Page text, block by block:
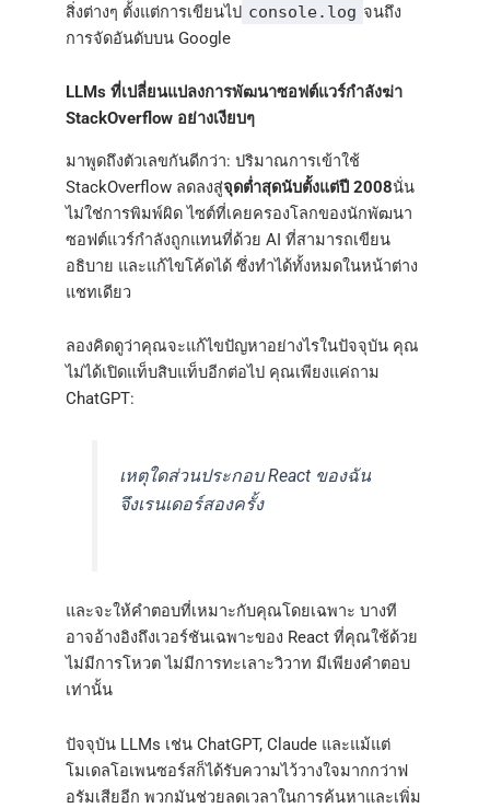
สิ่งต่างๆ ตั้งแต่การเขียนไป console.log จนถึง
การจัดอันดับบน Google
LLMs ที่เปลี่ยนแปลงการพัฒนาซอฟต์แวร์กำลังฆ่า
StackOverflow อย่างเงียบๆ
มาพูดถึงตัวเลขกันดีกว่า: ปริมาณการเข้าใช้
StackOverflow ลดลงสู่จุดต่ำสุดนับตั้งแต่ปี 2008นั่น
ไม่ใช่การพิมพ์ผิด ไซต์ที่เคยครองโลกของนักพัฒนา
ซอฟต์แวร์กำลังถูกแทนที่ด้วย AI ที่สามารถเขียน
อธิบาย และแก้ไขโค้ดได้ ซึ่งทำได้ทั้งหมดในหน้าต่าง
แชทเดียว
ลองคิดดูว่าคุณจะแก้ไขปัญหาอย่างไรในปัจจุบัน คุณ
ไม่ได้เปิดแท็บสิบแท็บอีกต่อไป คุณเพียงแค่ถาม
ChatGPT:
เหตุใดส่วนประกอบ React ของฉัน
จึงเรนเดอร์สองครั้ง
และจะให้คำตอบที่เหมาะกับคุณโดยเฉพาะ บางที
อาจอ้างอิงถึงเวอร์ชันเฉพาะของ React ที่คุณใช้ด้วย
ไม่มีการโหวต ไม่มีการทะเลาะวิวาท มีเพียงคำตอบ
เท่านั้น
ปัจจุบัน LLMs เช่น ChatGPT, Claude และแม้แต่
โมเดลโอเพนซอร์สก็ได้รับความไว้วางใจมากกว่าฟ
อรัมเสียอีก พวกมันช่วยลดเวลาในการค้นหาและเพิ่ม